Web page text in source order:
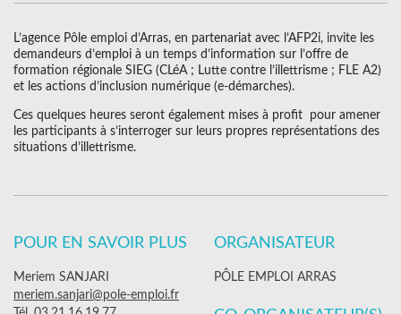
L’agence Pôle emploi d’Arras, en partenariat avec l’AFP2i, invite les
demandeurs d’emploi à un temps d’information sur l’offre de
formation régionale SIEG (CLéA ; Lutte contre l’illettrisme ; FLE A2)
et les actions d’inclusion numérique (e-démarches).
Ces quelques heures seront également mises à profit pour amener
les participants à s’interroger sur leurs propres représentations des
situations d’illettrisme.
POUR EN SAVOIR PLUS
Meriem SANJARI
meriem.sanjari@pole-emploi.fr
ORGANISATEUR
PÔLE EMPLOI ARRAS